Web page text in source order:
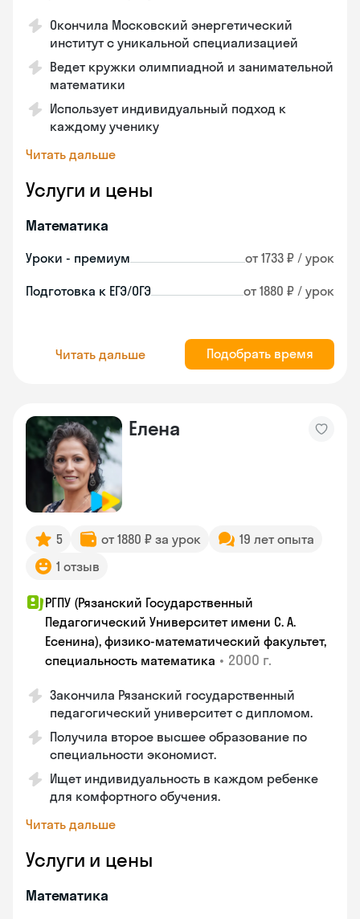
Окончила Московский энергетический
институт с уникальной специализацией
Ведет кружки олимпиадной и занимательной
математики
Использует индивидуальный подход к
каждому ученику
Читать дальше
Услуги и цены
Математика
Уроки - премиум от 1733 ₽ / урок
Подготовка к ЕГЭ/ОГЭ от 1880 ₽ / урок
Читать дальше Подобрать время
Елена
5 от 1880 ₽ за урок
19 лет опыта
1 отзыв
РГПУ (Рязанский Государственный
Педагогический Университет имени С. А.
Есенина), физико-математический факультет,
специальность математика • 2000 г.
Закончилa Рязанский государственный
педагогический университет с дипломом.
Получила второе высшее образование по
специальности экономист.
Ищет индивидуальность в каждом ребенке
для комфортного обучения.
Читать дальше
Услуги и цены
Математика